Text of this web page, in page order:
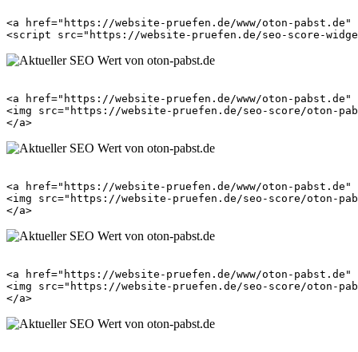
<a href="https://website-pruefen.de/www/oton-
<a href="https://website-pruefen.de/www/oton-
<img src="https://website-pruefen.de/seo-score/oton-
<a href="https://website-pruefen.de/www/oton-
<img src="https://website-pruefen.de/seo-score/oton-
<a href="https://website-pruefen.de/www/oton-
<img src="https://website-pruefen.de/seo-score/oton-